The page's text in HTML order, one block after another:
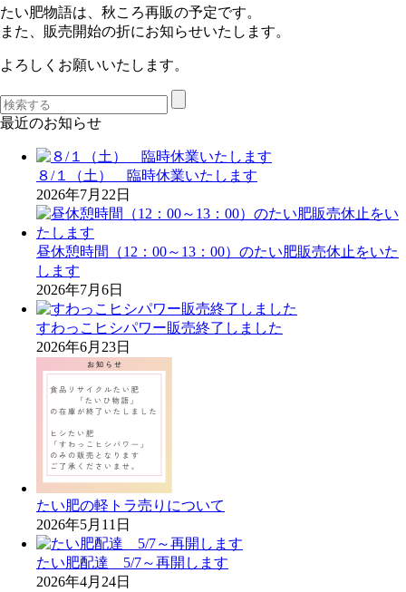
たい肥物語は、秋ころ再販の予定です。
また、販売開始の折にお知らせいたします。
よろしくお願いいたします。
最近のお知らせ
８/１（土） 臨時休業いたします
2026年7月22日
昼休憩時間（12：00～13：00）のたい肥販売休止をいた
します
2026年7月6日
すわっこヒシパワー販売終了しました
2026年6月23日
たい肥の軽トラ売りについて
2026年5月11日
たい肥配達 5/7～再開します
2026年4月24日